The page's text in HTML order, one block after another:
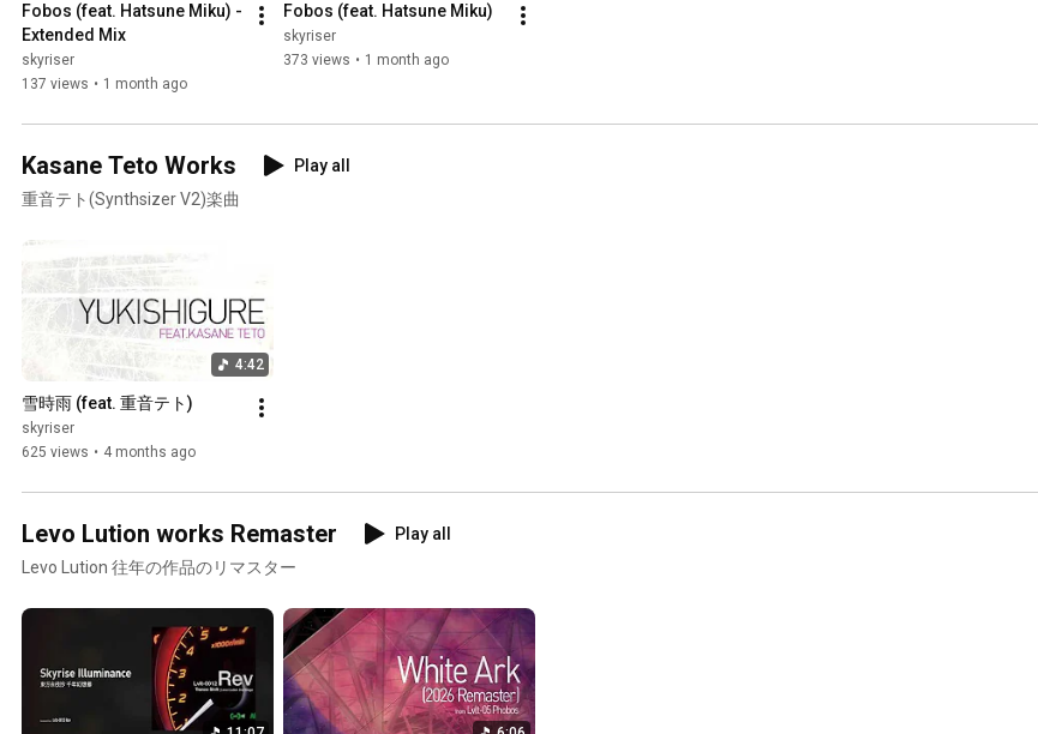
Fobos (feat. Hatsune Miku) -
Extended Mix
skyriser
137 views • 1 month ago
Fobos (feat. Hatsune Miku)
skyriser
373 views • 1 month ago
Kasane Teto Works
Play all
重音テト(Synthsizer V2)楽曲
4:42
雪時雨 (feat. 重音テト)
skyriser
625 views • 4 months ago
Levo Lution works Remaster
Play all
Levo Lution 往年の作品のリマスター